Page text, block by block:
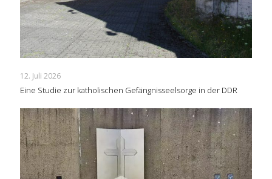
12. Juli 2026
Eine Studie zur katholischen Gefängnisseelsorge in der DDR